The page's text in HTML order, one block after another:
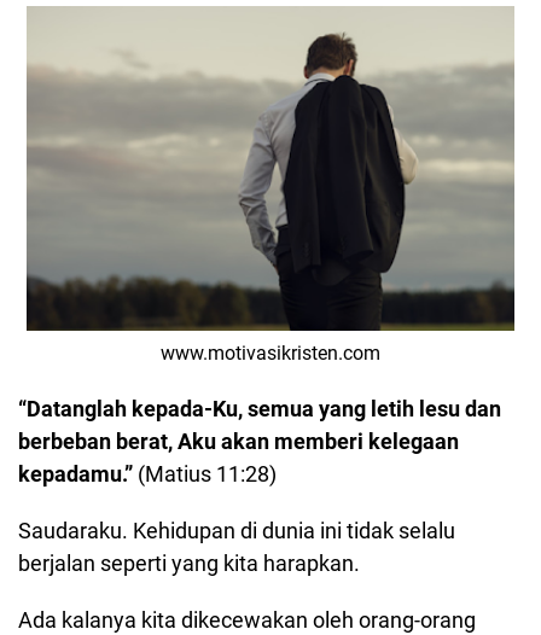
www.motivasikristen.com
“Datanglah kepada-Ku, semua yang letih lesu dan
berbeban berat, Aku akan memberi kelegaan
kepadamu.” (Matius 11:28)
Saudaraku. Kehidupan di dunia ini tidak selalu
berjalan seperti yang kita harapkan.
Ada kalanya kita dikecewakan oleh orang-orang